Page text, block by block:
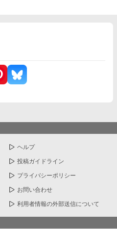
ヘルプ
投稿ガイドライン
プライバシーポリシー
お問い合わせ
利用者情報の外部送信について